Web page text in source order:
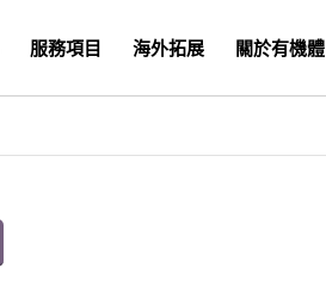
服務項目 海外拓展 關於有機體